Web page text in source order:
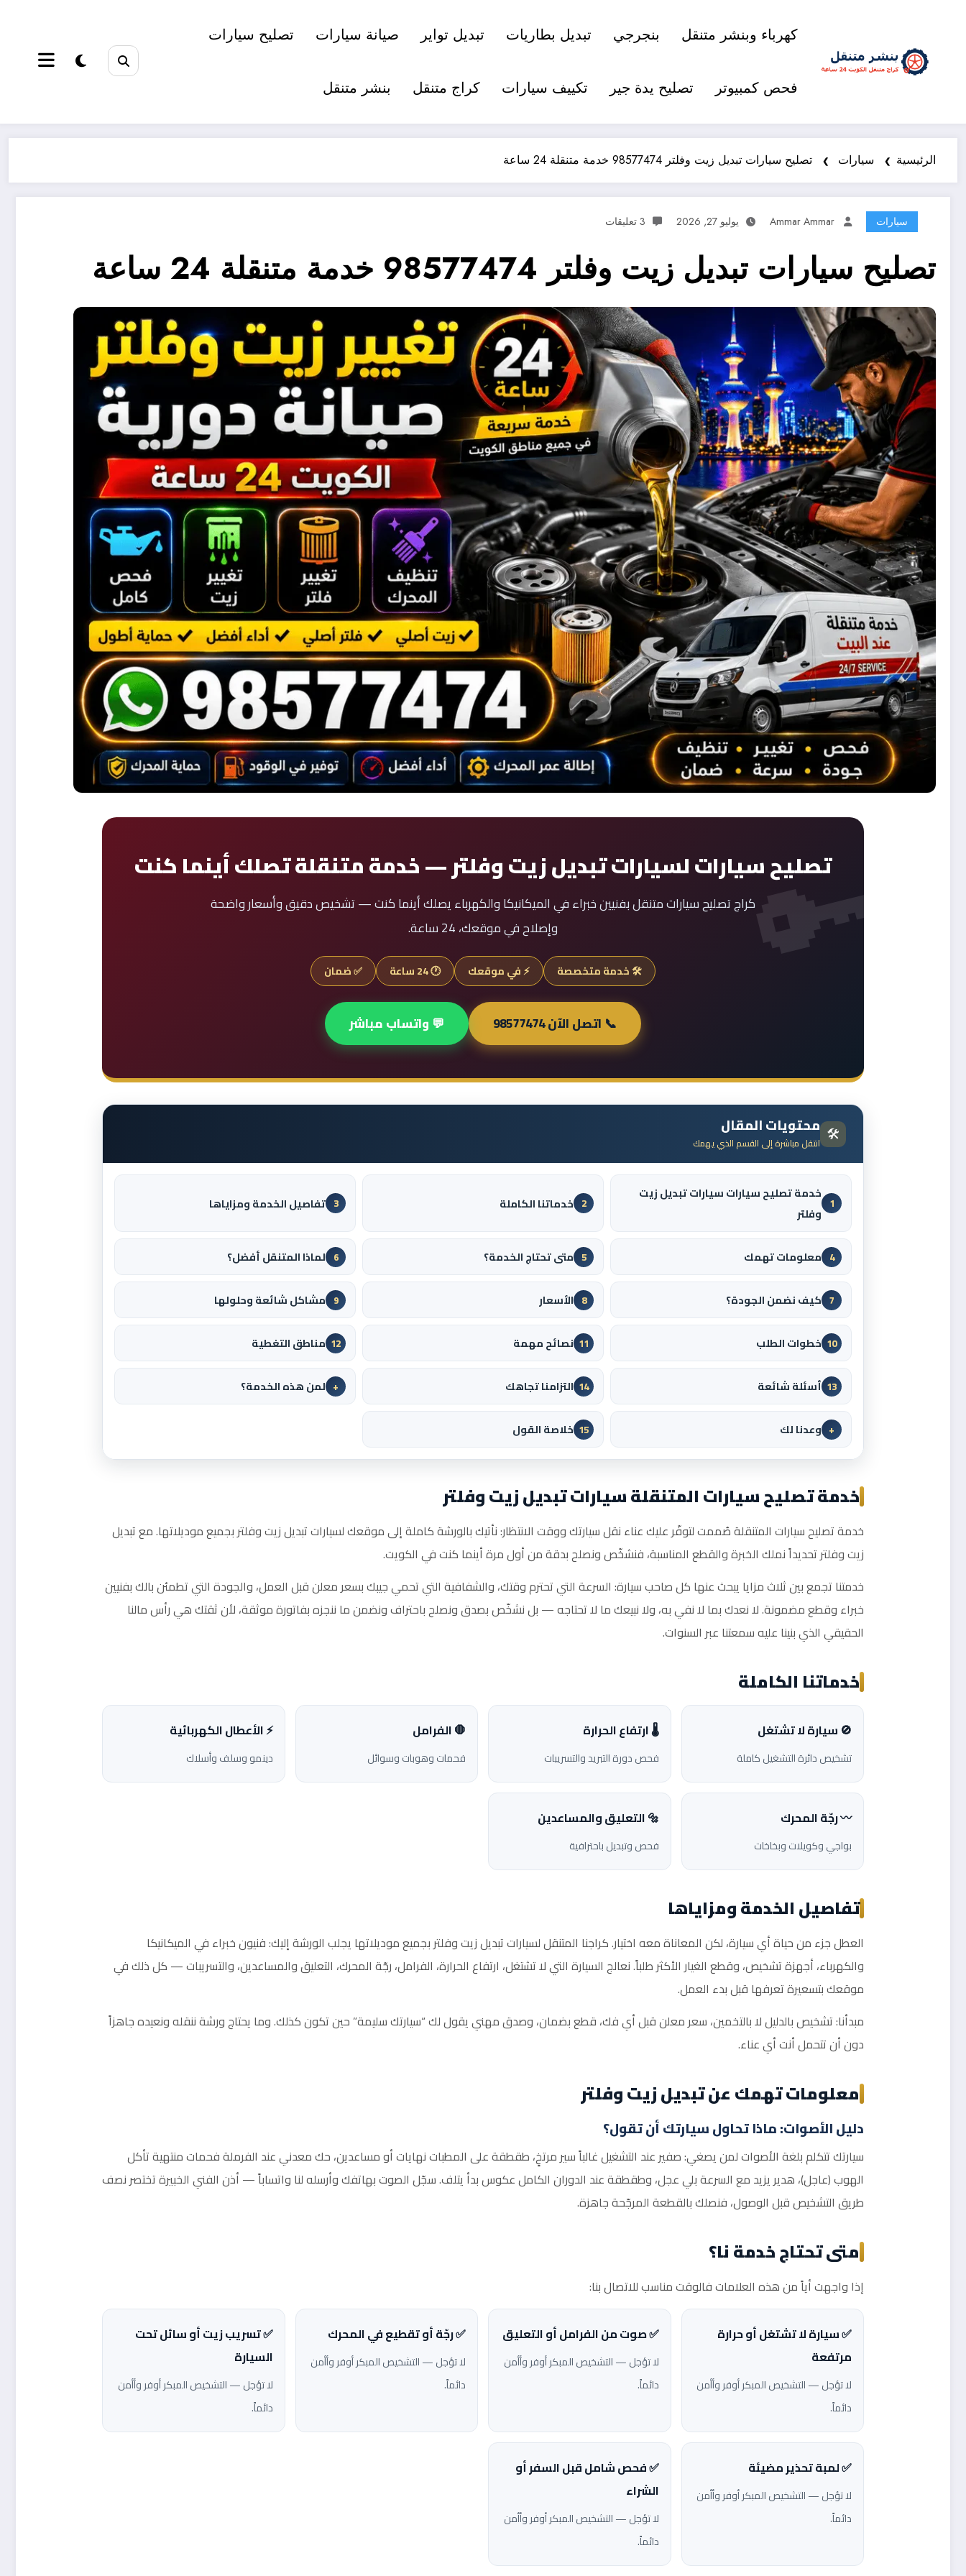
كهرباء وبنشر متنقل بنجرجي تبديل بطاريات تبديل تواير صيانة سيارات تصليح سيارات
فحص كمبيوتر تصليح يدة جير تكييف سيارات كراج متنقل بنشر متنقل
الرئيسية سيارات تصليح سيارات تبديل زيت وفلتر 98577474 خدمة متنقلة 24 ساعة
سيارات Ammar Ammar يوليو 27, 2026 3 تعليقات
تصليح سيارات تبديل زيت وفلتر 98577474 خدمة متنقلة 24 ساعة
تصليح سيارات لسيارات تبديل زيت وفلتر — خدمة متنقلة تصلك أينما كنت
كراج تصليح سيارات متنقل بفنيين خبراء في الميكانيكا والكهرباء يصلك أينما كنت — تشخيص دقيق وأسعار واضحة
وإصلاح في موقعك، 24 ساعة.
🛠️ خدمة متخصصة ⚡ في موقعك 🕐 24 ساعة ✅ ضمان
📞 اتصل الآن 98577474 💬 واتساب مباشر
🛠️ محتويات المقال
انتقل مباشرة إلى القسم الذي يهمك
1
خدمة تصليح سيارات سيارات تبديل زيت
وفلتر
2 خدماتنا الكاملة 3 تفاصيل الخدمة ومزاياها
4 معلومات تهمك 5 متى تحتاج الخدمة؟ 6 لماذا المتنقل أفضل؟
7 كيف نضمن الجودة؟ 8 الأسعار 9 مشاكل شائعة وحلولها
10 خطوات الطلب 11 نصائح مهمة 12 مناطق التغطية
13 أسئلة شائعة 14 التزامنا تجاهك + لمن هذه الخدمة؟
+ وعدنا لك 15 خلاصة القول
خدمة تصليح سيارات المتنقلة سيارات تبديل زيت وفلتر
خدمة تصليح سيارات المتنقلة صُممت لتوفّر عليك عناء نقل سيارتك ووقت الانتظار: نأتيك بالورشة كاملة إلى موقعك لسيارات تبديل زيت وفلتر بجميع موديلاتها. مع تبديل
زيت وفلتر تحديداً نملك الخبرة والقطع المناسبة، فنشخّص ونصلح بدقة من أول مرة أينما كنت في الكويت.
خدمتنا تجمع بين ثلاث مزايا يبحث عنها كل صاحب سيارة: السرعة التي تحترم وقتك، والشفافية التي تحمي جيبك بسعر معلن قبل العمل، والجودة التي تطمئن بالك بفنيين
خبراء وقطع مضمونة. لا نعدك بما لا نفي به، ولا نبيعك ما لا تحتاجه — بل نشخّص بصدق ونصلح باحتراف ونضمن ما ننجزه بفاتورة موثقة، لأن ثقتك هي رأس مالنا
الحقيقي الذي بنينا عليه سمعتنا عبر السنوات.
خدماتنا الكاملة
🚫 سيارة لا تشتغل
تشخيص دائرة التشغيل كاملة
🌡️ ارتفاع الحرارة
فحص دورة التبريد والتسريبات
🛑 الفرامل
فحمات وهوبات وسوائل
⚡ الأعطال الكهربائية
دينمو وسلف وأسلاك
〰️ رجّة المحرك
بواجي وكويلات وبخاخات
🔩 التعليق والمساعدين
فحص وتبديل باحترافية
تفاصيل الخدمة ومزاياها
العطل جزء من حياة أي سيارة، لكن المعاناة معه اختيار. كراجنا المتنقل لسيارات تبديل زيت وفلتر بجميع موديلاتها يجلب الورشة إليك: فنيون خبراء في الميكانيكا
والكهرباء، أجهزة تشخيص، وقطع الغيار الأكثر طلباً. نعالج السيارة التي لا تشتغل، ارتفاع الحرارة، الفرامل، رجّة المحرك، التعليق والمساعدين، والتسريبات — كل ذلك في
موقعك بتسعيرة تعرفها قبل بدء العمل.
مبدأنا: تشخيص بالدليل لا بالتخمين، سعر معلن قبل أي فك، قطع بضمان، وصدق مهني يقول لك “سيارتك سليمة” حين تكون كذلك. وما يحتاج ورشة ننقله ونعيده جاهزاً
دون أن تتحمل أنت أي عناء.
معلومات تهمك عن تبديل زيت وفلتر
دليل الأصوات: ماذا تحاول سيارتك أن تقول؟
سيارتك تتكلم بلغة الأصوات لمن يصغي: صفير عند التشغيل غالباً سير مرتخٍ، طقطقة على المطبات نهايات أو مساعدين، حك معدني عند الفرملة فحمات منتهية تأكل
الهوب (عاجل)، هدير يزيد مع السرعة بلي عجل، وطقطقة عند الدوران الكامل عكوس بدأ يتلف. سجّل الصوت بهاتفك وأرسله لنا واتساباً — أذن الفني الخبيرة تختصر نصف
طريق التشخيص قبل الوصول، فنصلك بالقطعة المرجّحة جاهزة.
متى تحتاج خدمة نا؟
إذا واجهت أياً من هذه العلامات فالوقت مناسب للاتصال بنا:
✅ سيارة لا تشتغل أو حرارة
مرتفعة
لا تؤجل — التشخيص المبكر أوفر وأأمن
دائماً.
✅ صوت من الفرامل أو التعليق
لا تؤجل — التشخيص المبكر أوفر وأأمن
دائماً.
✅ رجّة أو تقطيع في المحرك
لا تؤجل — التشخيص المبكر أوفر وأأمن
دائماً.
✅ تسريب زيت أو سائل تحت
السيارة
لا تؤجل — التشخيص المبكر أوفر وأأمن
دائماً.
✅ لمبة تحذير مضيئة
لا تؤجل — التشخيص المبكر أوفر وأأمن
دائماً.
✅ فحص شامل قبل السفر أو
الشراء
لا تؤجل — التشخيص المبكر أوفر وأأمن
دائماً.